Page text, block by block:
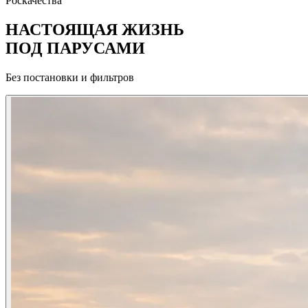
НАСТОЯЩАЯ ЖИЗНЬ
ПОД ПАРУСАМИ
Без постановки и фильтров